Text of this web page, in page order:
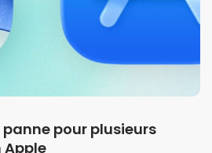
panne pour plusieurs
Apple